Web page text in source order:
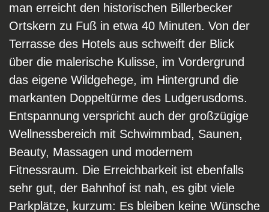
man erreicht den historischen Billerbecker
Ortskern zu Fuß in etwa 40 Minuten. Von der
Terrasse des Hotels aus schweift der Blick
über die malerische Kulisse, im Vordergrund
das eigene Wildgehege, im Hintergrund die
markanten Doppeltürme des Ludgerusdoms.
Entspannung verspricht auch der großzügige
Wellnessbereich mit Schwimmbad, Saunen,
Beauty, Massagen und modernem
Fitnessraum. Die Erreichbarkeit ist ebenfalls
sehr gut, der Bahnhof ist nah, es gibt viele
Parkplätze, kurzum: Es bleiben keine Wünsche